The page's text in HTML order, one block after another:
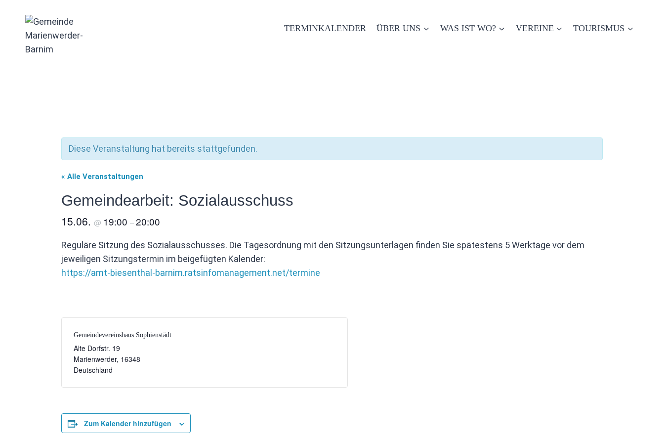
springen
TERMINKALENDER ÜBER UNS WAS IST WO? VEREINE TOURISMUS
Diese Veranstaltung hat bereits stattgefunden.
« Alle Veranstaltungen
Gemeindearbeit: Sozialausschuss
15.06. @ 19:00 –20:00
Reguläre Sitzung des Sozialausschusses. Die Tagesordnung mit den Sitzungsunterlagen finden Sie spätestens 5 Werktage vor dem
jeweiligen Sitzungstermin im beigefügten Kalender:
https://amt-biesenthal-barnim.ratsinfomanagement.net/termine
Gemeindevereinshaus Sophienstädt
Alte Dorfstr. 19
Marienwerder, 16348
Deutschland
Zum Kalender hinzufügen